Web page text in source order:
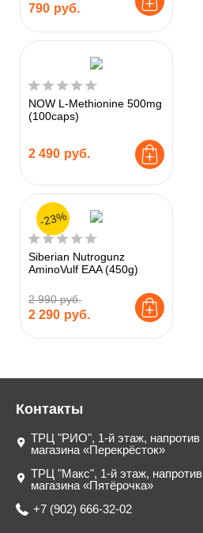
790 руб.
NOW L-Methionine 500mg
(100caps)
2 490 руб.
Siberian Nutrogunz
AminoVulf EAA (450g)
2 990 руб.
2 290 руб.
-23%
Контакты
ТРЦ "РИО", 1-й этаж, напротив
магазина «Перекрёсток»
ТРЦ "Макс", 1-й этаж, напротив
магазина «Пятёрочка»
+7 (902) 666-32-02